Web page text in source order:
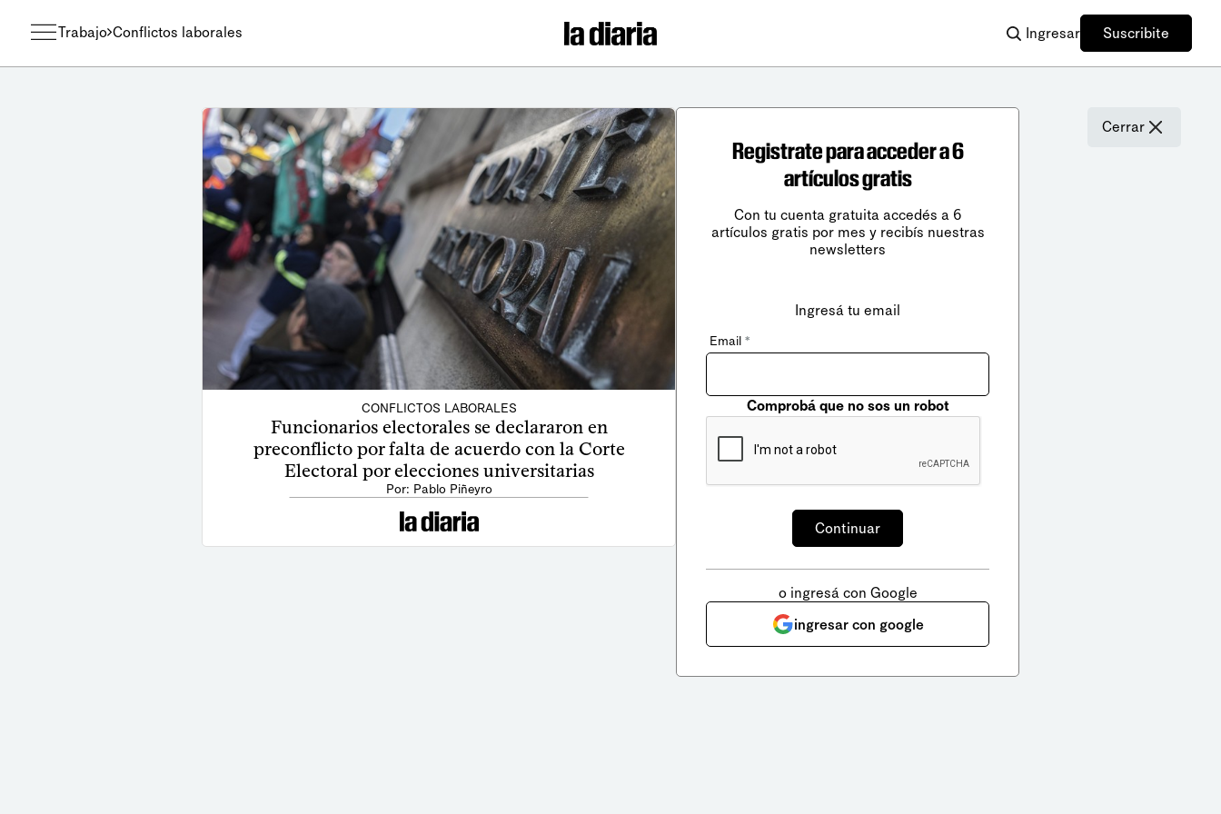
Trabajo Conflictos laborales Ingresar Suscribite
CONFLICTOS LABORALES
Funcionarios electorales se declararon en
preconflicto por falta de acuerdo con la Corte
Electoral por elecciones universitarias
Por: Pablo Piñeyro
Cerrar
Registrate para acceder a 6
artículos gratis
Con tu cuenta gratuita accedés a 6
artículos gratis por mes y recibís nuestras
newsletters
Ingresá tu email
Email *
Comprobá que no sos un robot
o ingresá con Google
ingresar con google